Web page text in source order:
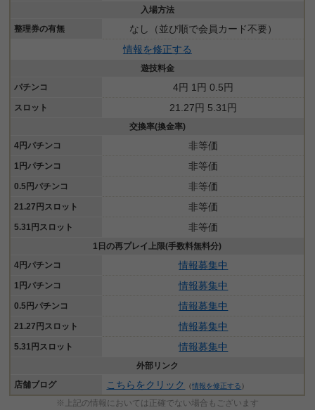
入場方法
整理券の有無
なし（並び順で会員カード不要）
情報を修正する
遊技料金
パチンコ
4円 1円 0.5円
スロット 21.27円 5.31円
交換率(換金率)
4円パチンコ
非等価
1円パチンコ 非等価
0.5円パチンコ 非等価
21.27円スロット 非等価
5.31円スロット 非等価
1日の再プレイ上限(手数料無料分)
4円パチンコ
情報募集中
1円パチンコ 情報募集中
0.5円パチンコ 情報募集中
21.27円スロット 情報募集中
5.31円スロット 情報募集中
外部リンク
店舗ブログ
こちらをクリック （情報を修正する ）
※上記の情報においては正確でない場合もございます